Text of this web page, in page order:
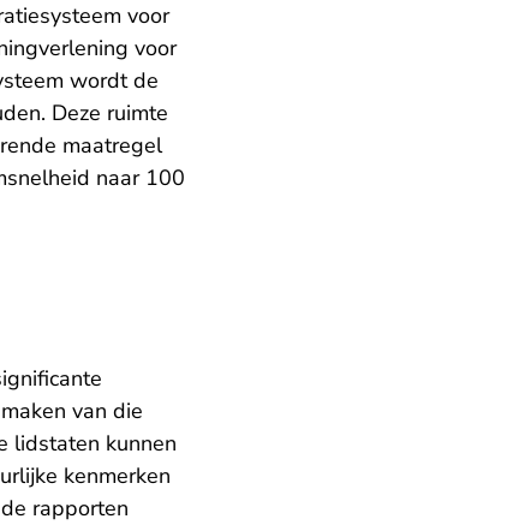
voor
voor
wordt de
Deze ruimte
maatregel
naar 100
van die
lidstaten kunnen
kenmerken
rapporten